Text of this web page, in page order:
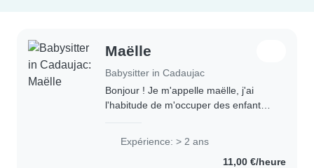
Maëlle
Babysitter in Cadaujac
Bonjour ! Je m'appelle maëlle, j'ai
l'habitude de m'occuper des enfants
m'adapter à chaque âge, que ce soit
Expérience: > 2 ans
11,00 €/heure